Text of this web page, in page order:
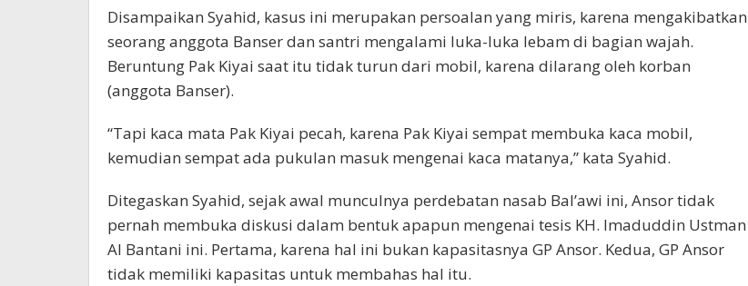
Disampaikan Syahid, kasus ini merupakan persoalan yang miris, karena mengakibatkan
seorang anggota Banser dan santri mengalami luka-luka lebam di bagian wajah.
Beruntung Pak Kiyai saat itu tidak turun dari mobil, karena dilarang oleh korban
(anggota Banser).
“Tapi kaca mata Pak Kiyai pecah, karena Pak Kiyai sempat membuka kaca mobil,
kemudian sempat ada pukulan masuk mengenai kaca matanya,” kata Syahid.
Ditegaskan Syahid, sejak awal munculnya perdebatan nasab Bal’awi ini, Ansor tidak
pernah membuka diskusi dalam bentuk apapun mengenai tesis KH. Imaduddin Ustman
Al Bantani ini. Pertama, karena hal ini bukan kapasitasnya GP Ansor. Kedua, GP Ansor
tidak memiliki kapasitas untuk membahas hal itu.